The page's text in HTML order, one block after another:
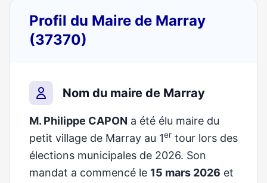
Profil du Maire de Marray
(37370)
Nom du maire de Marray
M. Philippe CAPON a été élu maire du
petit village de Marray au 1er tour lors des
élections municipales de 2026. Son
mandat a commencé le 15 mars 2026 et